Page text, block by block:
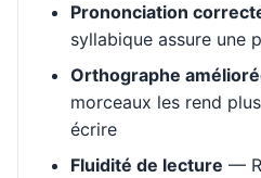
Prononciation
syllabique assure une
Orthographe
morceaux les rend
écrire
Fluidité de lecture —